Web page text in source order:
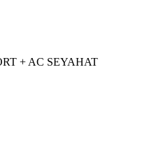
+ AC SEYAHAT